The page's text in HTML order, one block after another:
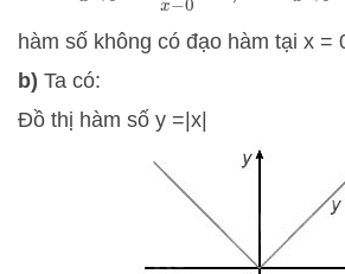
hàm số không có đạo hàm tại x =
b) Ta có:
Đồ thị hàm số y =|x|